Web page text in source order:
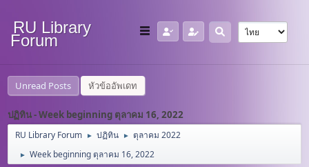
RU Library
Forum
Unread Posts หัวข้ออัพเดท
ปฏิทิน - Week beginning ตุลาคม 16, 2022
RU Library Forum ► ปฏิทิน ► ตุลาคม 2022
► Week beginning ตุลาคม 16, 2022